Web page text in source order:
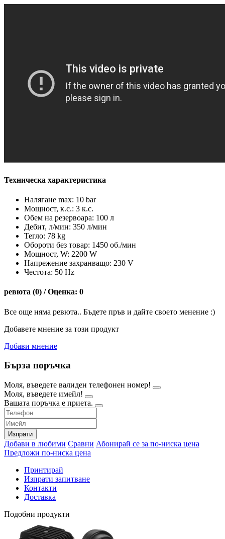
Техническа характеристика
Налягане max: 10 bar
Мощност, к.с.: 3 к.с.
Обем на резервоара: 100 л
Дебит, л/мин: 350 л/мин
Тегло: 78 kg
Обороти без товар: 1450 об./мин
Мощност, W: 2200 W
Напрежение захранващо: 230 V
Честота: 50 Hz
ревюта (0) / Оценка: 0
Все още няма ревюта.. Бъдете пръв и дайте своето менение :)
Добавете мнение за този продукт
Добави мнение
Бърза поръчка
Моля, въведете валиден телефонен номер!
Моля, въведете имейл!
Вашата поръчка е приета.
Изпрати
Добави в любими Сравни Абонирай се за по-ниска цена
Предложи по-ниска цена
Принтирай
Изпрати запитване
Контакти
Доставка
Подобни продукти